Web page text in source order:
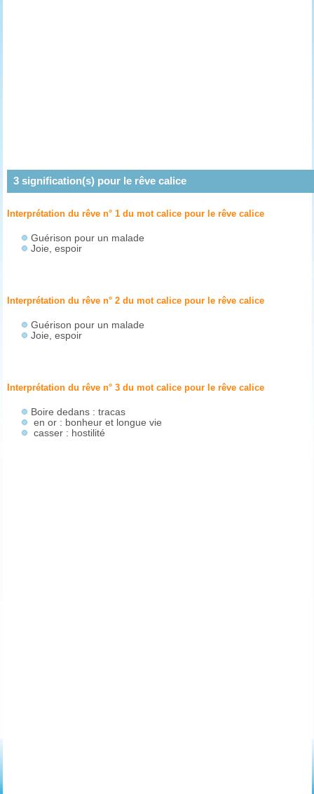
3signification(s) pour le rêve calice
Interprétation du rêve n° 1 du mot calice pour le rêvecalice
Guérison pour un malade
Joie, espoir
Interprétation du rêve n° 2 du mot calice pour le rêvecalice
Guérison pour un malade
Joie, espoir
Interprétation du rêve n° 3 du mot calice pour le rêvecalice
Boire dedans : tracas
en or : bonheur et longue vie
casser : hostilité